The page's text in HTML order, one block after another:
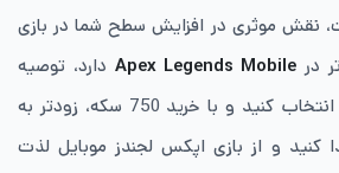
نقش موثری در افزایش سطح شما در بازی
در
Apex Legends Mobile
دارد، توصیه
می‌کنیم که مسیر اول را انتخاب کنید و با خرید 750 سکه، زودتر به
و از بازی اپکس لجندز موبایل لذت